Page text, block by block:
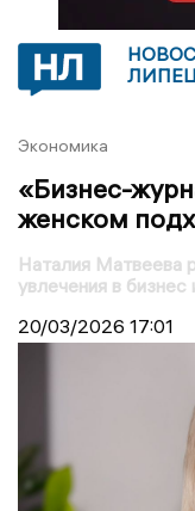
Экономика
«Бизнес-
женском
Наталия Матвеева
увлечения в
20/03/2026 17:01